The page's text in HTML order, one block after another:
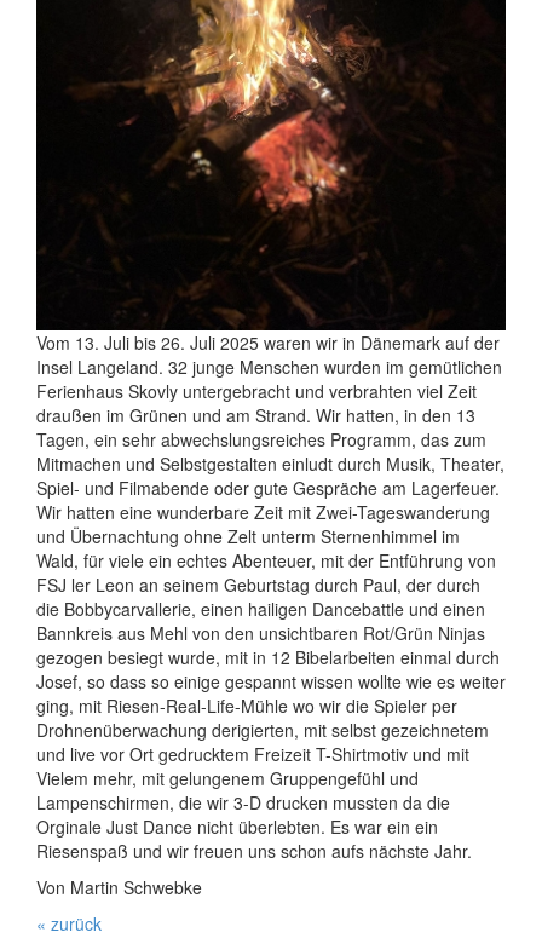
Vom 13. Juli bis 26. Juli 2025 waren wir in Dänemark auf der
Insel Langeland. 32 junge Menschen wurden im gemütlichen
Ferienhaus Skovly untergebracht und verbrahten viel Zeit
draußen im Grünen und am Strand. Wir hatten, in den 13
Tagen, ein sehr abwechslungsreiches Programm, das zum
Mitmachen und Selbstgestalten einludt durch Musik, Theater,
Spiel- und Filmabende oder gute Gespräche am Lagerfeuer.
Wir hatten eine wunderbare Zeit mit Zwei-Tageswanderung
und Übernachtung ohne Zelt unterm Sternenhimmel im
Wald, für viele ein echtes Abenteuer, mit der Entführung von
FSJ ler Leon an seinem Geburtstag durch Paul, der durch
die Bobbycarvallerie, einen hailigen Dancebattle und einen
Bannkreis aus Mehl von den unsichtbaren Rot/Grün Ninjas
gezogen besiegt wurde, mit in 12 Bibelarbeiten einmal durch
Josef, so dass so einige gespannt wissen wollte wie es weiter
ging, mit Riesen-Real-Life-Mühle wo wir die Spieler per
Drohnenüberwachung derigierten, mit selbst gezeichnetem
und live vor Ort gedrucktem Freizeit T-Shirtmotiv und mit
Vielem mehr, mit gelungenem Gruppengefühl und
Lampenschirmen, die wir 3-D drucken mussten da die
Orginale Just Dance nicht überlebten. Es war ein ein
Riesenspaß und wir freuen uns schon aufs nächste Jahr.
Von Martin Schwebke
« zurück